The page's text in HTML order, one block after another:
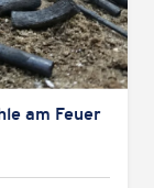
am Feuer